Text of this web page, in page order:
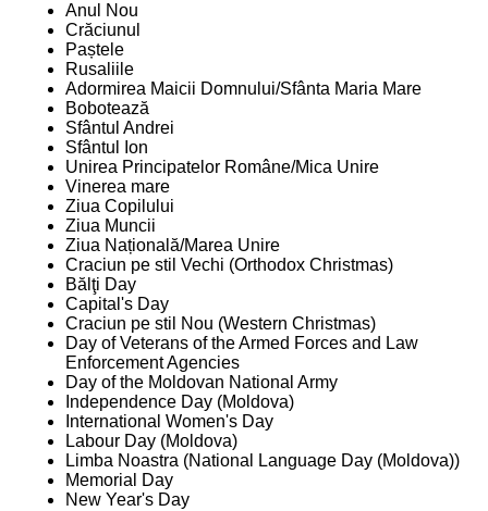
Anul Nou
Crăciunul
Paștele
Rusaliile
Adormirea Maicii Domnului/Sfânta Maria Mare
Bobotează
Sfântul Andrei
Sfântul Ion
Unirea Principatelor Române/Mica Unire
Vinerea mare
Ziua Copilului
Ziua Muncii
Ziua Națională/Marea Unire
Craciun pe stil Vechi (Orthodox Christmas)
Bălţi Day
Capital's Day
Craciun pe stil Nou (Western Christmas)
Day of Veterans of the Armed Forces and Law
Enforcement Agencies
Day of the Moldovan National Army
Independence Day (Moldova)
International Women's Day
Labour Day (Moldova)
Limba Noastra (National Language Day (Moldova))
Memorial Day
New Year's Day